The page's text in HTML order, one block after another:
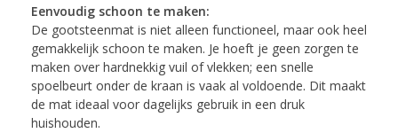
Eenvoudig schoon te maken:
De gootsteenmat is niet alleen functioneel, maar ook heel
gemakkelijk schoon te maken. Je hoeft je geen zorgen te
maken over hardnekkig vuil of vlekken; een snelle
spoelbeurt onder de kraan is vaak al voldoende. Dit maakt
de mat ideaal voor dagelijks gebruik in een druk
huishouden.